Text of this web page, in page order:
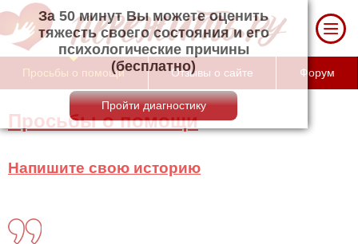
За 50 минут Вы можете оценить тяжесть
своего состояния и его психологические
причины (бесплатно)
Просьбы о помощи Отзывы о сайте Форум
Просьбы о помощи
Напишите свою историю